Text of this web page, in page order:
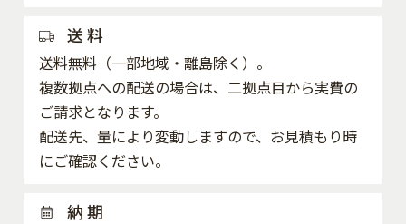
送 料
送料無料（一部地域・離島除く）。
複数拠点への配送の場合は、二拠点目から実費の
ご請求となります。
配送先、量により変動しますので、お見積もり時
にご確認ください。
納 期